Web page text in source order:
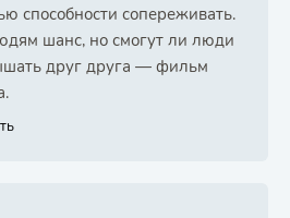
способности сопереживать.
шанс, но смогут ли люди
друг друга — фильм